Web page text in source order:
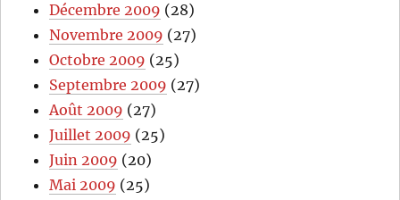
Décembre 2009 (28)
Novembre 2009 (27)
Octobre 2009 (25)
Septembre 2009 (27)
Août 2009 (27)
Juillet 2009 (25)
Juin 2009 (20)
Mai 2009 (25)